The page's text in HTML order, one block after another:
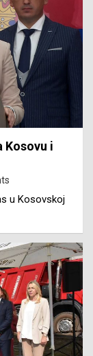
Kosovu i
u Kosovskoj